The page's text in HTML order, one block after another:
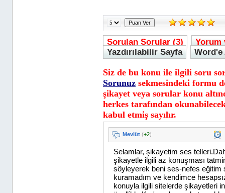
Sorulan Sorular (3)
Yorum
Yazdırılabilir Sayfa
Word'e
Siz de bu konu ile ilgili soru
Sorunuz sekmesindeki formu
şikayet veya sorular konu
herkes tarafından
kabul etmiş sayılır.